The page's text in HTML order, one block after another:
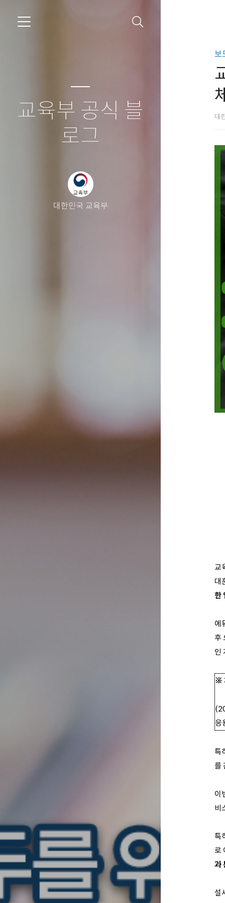
교육부 공식 블
로그
대한민국 교육부
보
대
교
대
한
에
후
인
※
응
특
를
이
비
특
로
과
설